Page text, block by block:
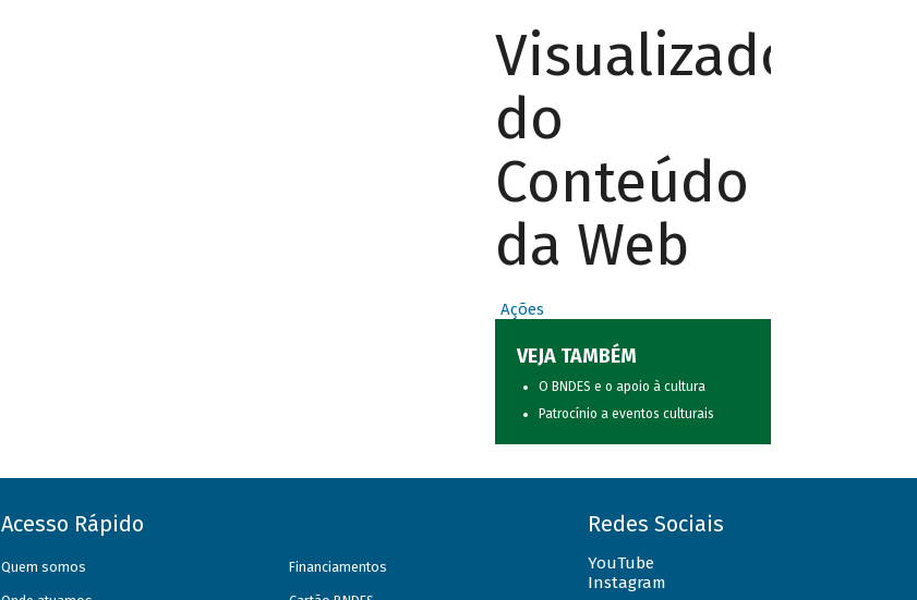
Visualizador
do
Conteúdo
da Web
Ações
VEJA TAMBÉM
O BNDES e o apoio à cultura
Patrocínio a eventos culturais
Acesso Rápido
Quem somos Financiamentos
Redes Sociais
YouTube
Instagram